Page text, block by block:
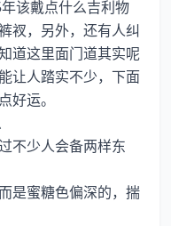
衩，另外，还有人纠
道这里面门道其实呢
让人踏实不少，下面
好运。
不少人会备两样东
是蜜糖色偏深的，揣